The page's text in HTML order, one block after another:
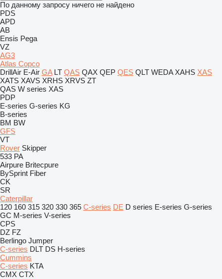
По данному запросу ничего не найдено
PDS
APD
AB
Ensis Pega
VZ
AG3
Atlas Copco
DrillAir E-Air GA LT QAS QAX QEP QES QLT WEDA XAHS XAS
XATS XAVS XRHS XRVS ZT
QAS W series XAS
PDP
E-series G-series KG
B-series
BM BW
GFS
VT
Rover Skipper
533 PA
Airpure Britecpure
BySprint Fiber
CK
SR
Caterpillar
120 160 315 320 330 365 C-series DE D series E-series G-series
GC M-series V-series
CPS
DZ FZ
Berlingo Jumper
C-series DLT DS H-series
Cummins
C-series KTA
CMX CTX